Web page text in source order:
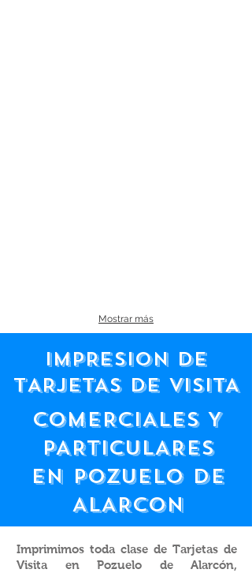
Mostrar más
IMPRESIoN DE
tARJETAS DE VISITA
COMERCIALES Y
PARTICULARES
EN POZUELO DE
ALARCON
Imprimimos toda clase de Tarjetas de
Visita en Pozuelo de Alarcón,